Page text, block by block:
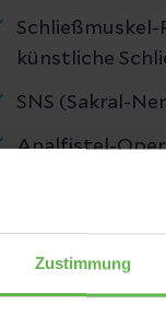
Zustimmung
künstliche
SNS (Sakral-
Analfistel-